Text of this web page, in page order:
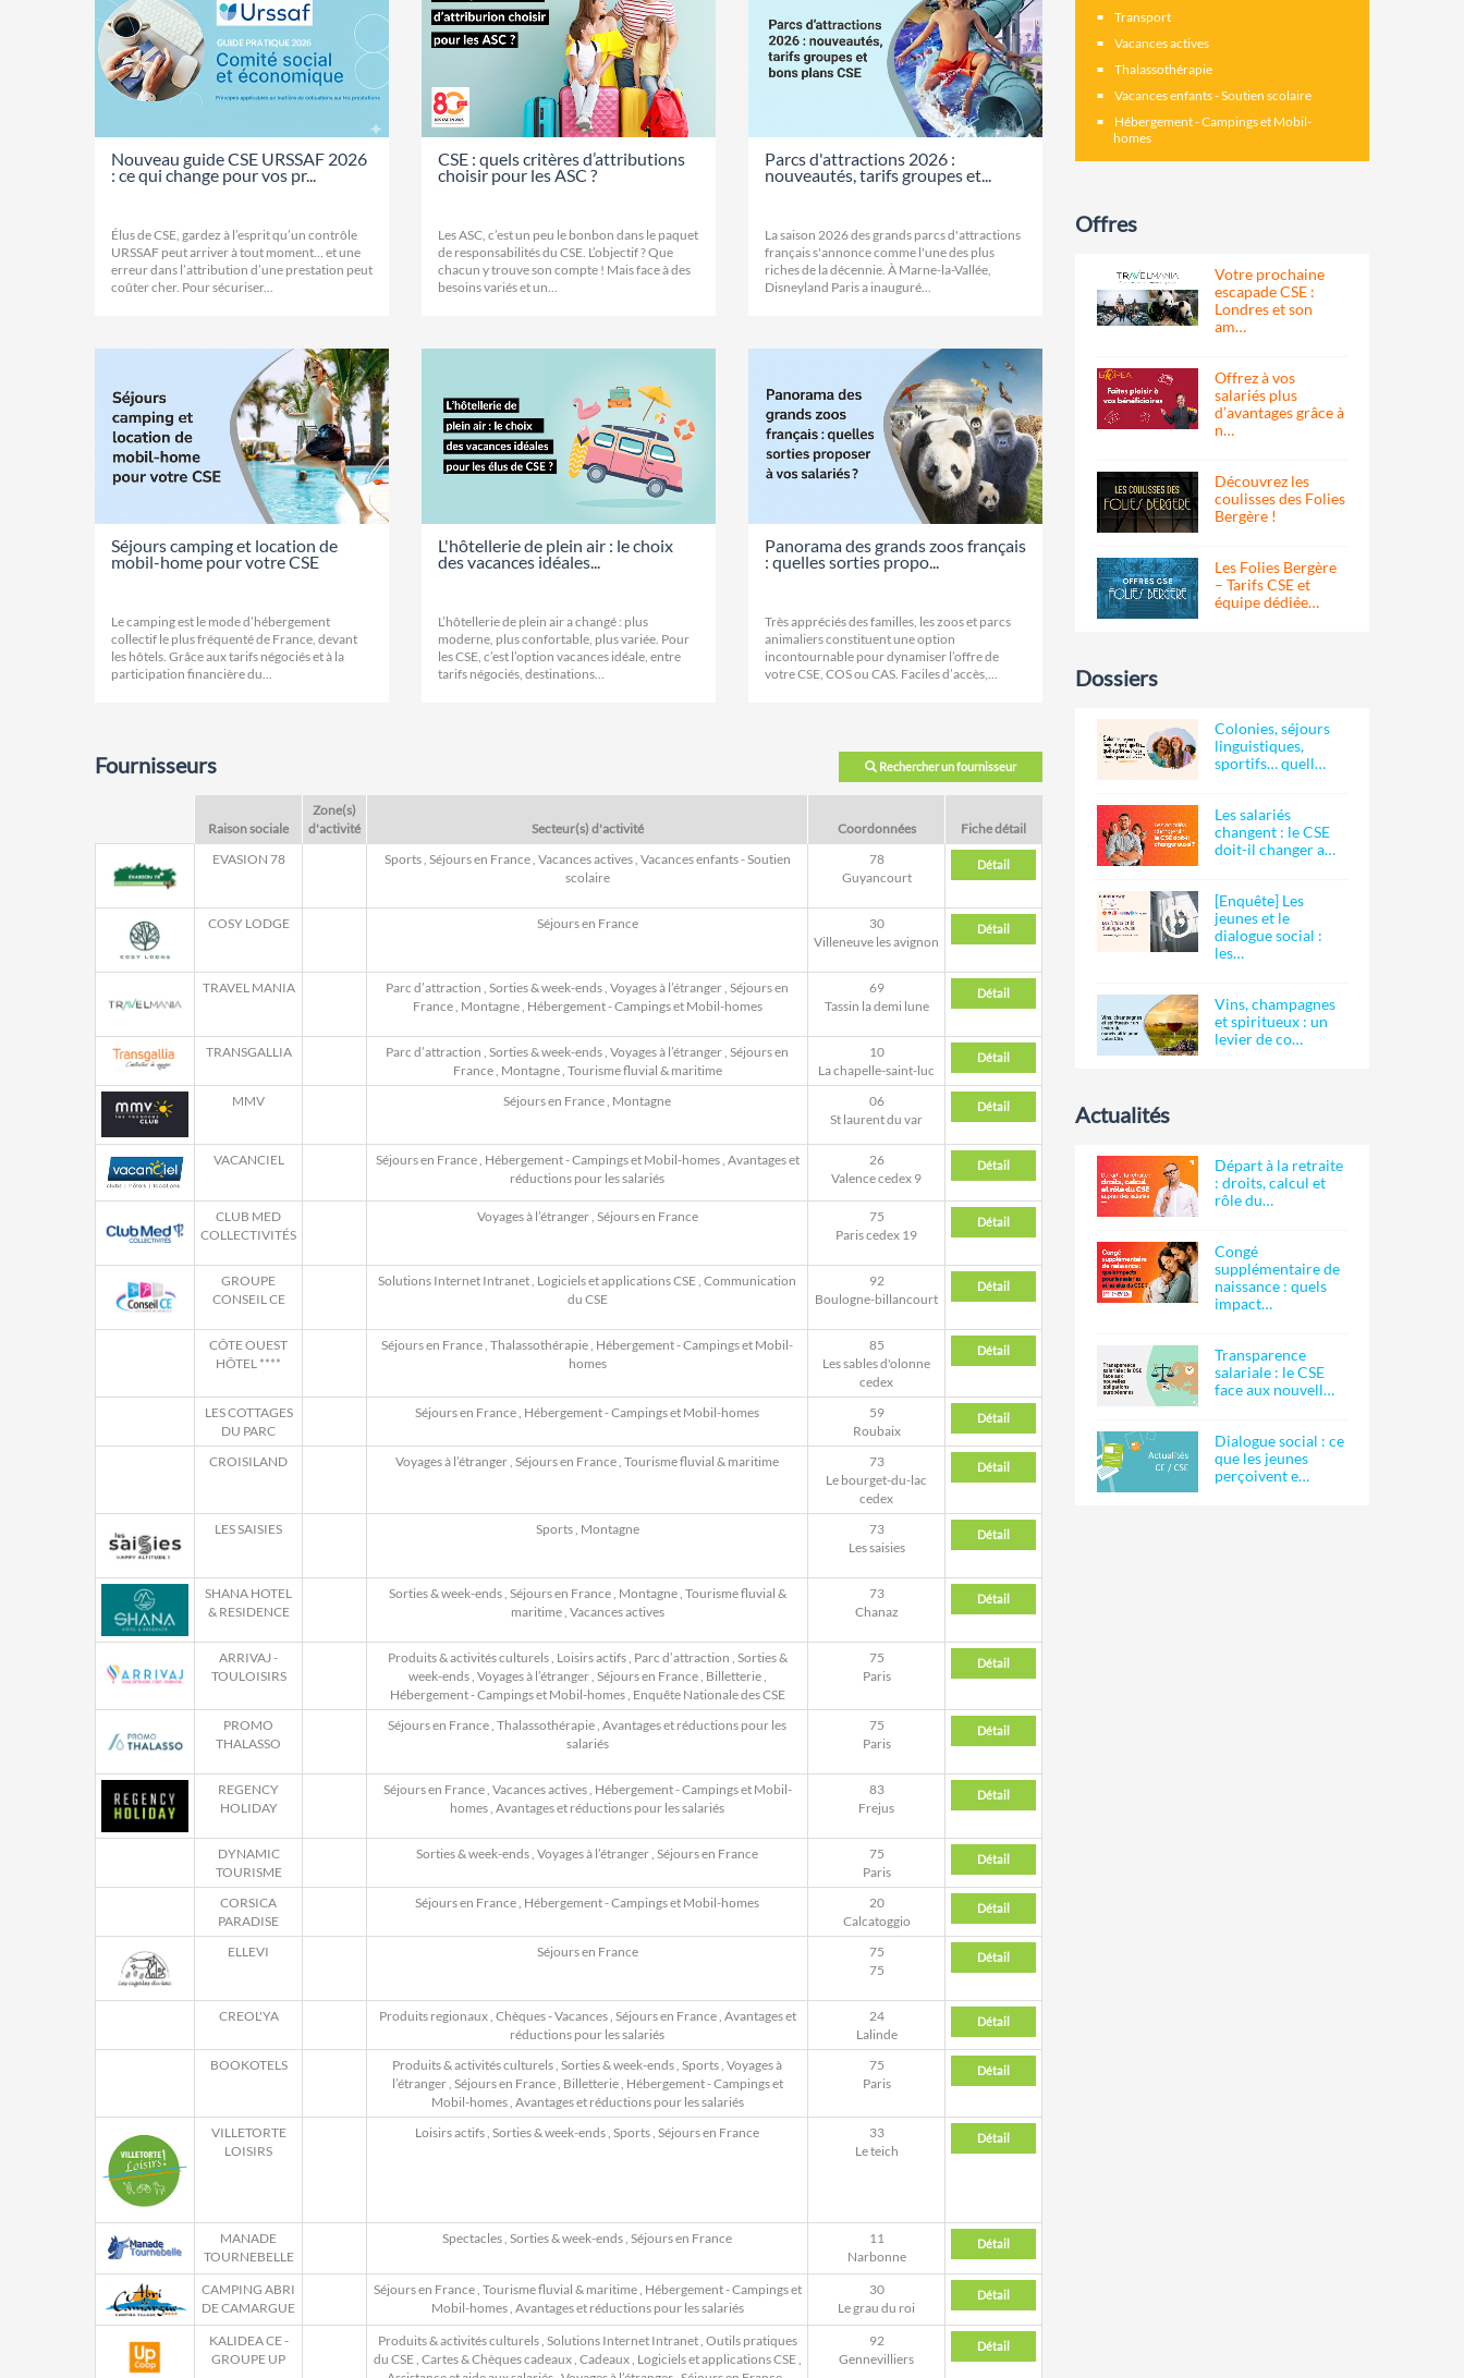
Nouveau guide CSE URSSAF 2026
: ce qui change pour vos pr...
Élus de CSE, gardez à l’esprit qu’un contrôle
URSSAF peut arriver à tout moment… et une
erreur dans l’attribution d’une prestation peut
coûter cher. Pour sécuriser...
CSE : quels critères d’attributions
choisir pour les ASC ?
Les ASC, c’est un peu le bonbon dans le paquet
de responsabilités du CSE. L’objectif ? Que
chacun y trouve son compte ! Mais face à des
besoins variés et un...
Parcs d'attractions 2026 :
nouveautés, tarifs groupes et...
La saison 2026 des grands parcs d'attractions
français s'annonce comme l'une des plus
riches de la décennie. À Marne-la-Vallée,
Disneyland Paris a inauguré...
Séjours camping et location de
mobil-home pour votre CSE
Le camping est le mode d’hébergement
collectif le plus fréquenté de France, devant
les hôtels. Grâce aux tarifs négociés et à la
participation financière du...
L'hôtellerie de plein air : le choix
des vacances idéales...
L’hôtellerie de plein air a changé : plus
moderne, plus confortable, plus variée. Pour
les CSE, c’est l’option vacances idéale, entre
tarifs négociés, destinations...
Panorama des grands zoos français
: quelles sorties propo...
Très appréciés des familles, les zoos et parcs
animaliers constituent une option
incontournable pour dynamiser l’offre de
votre CSE, COS ou CAS. Faciles d’accès,...
Rechercher un fournisseur
Fournisseurs
Raison sociale
Zone(s)
d'activité
Secteur(s) d'activité Coordonnées
Fiche détail
EVASION 78
Sports, Séjours en France, Vacances actives, Vacances enfants - Soutien
scolaire
78
Guyancourt
Détail
COSY LODGE Séjours en France
30
Villeneuve les avignon
Détail
TRAVEL MANIA Parc d’attraction Sorties & week-ends Voyages à l’étranger Séjours en
France, Montagne, Hébergement - Campings et Mobil-homes
69
Tassin la demi lune
Détail
TRANSGALLIA Parc d’attraction Sorties & week-ends Voyages à l’étranger Séjours en
France, Montagne, Tourisme fluvial & maritime
10
La chapelle-saint-luc
Détail
MMV Séjours en France Montagne
06
St laurent du var
Détail
VACANCIEL Séjours en France, Hébergement - Campings et Mobil-homes, Avantages et
réductions pour les salariés
26
Valence cedex 9
Détail
CLUB MED
COLLECTIVITÉS
Voyages à l’étranger, Séjours en France
75
Paris cedex 19
Détail
GROUPE
CONSEIL CE
Solutions Internet Intranet Logiciels et applications CSE Communication
du CSE
92
Boulogne-billancourt
Détail
CÔTE OUEST
HÔTEL ****
Séjours en France Thalassothérapie Hébergement - Campings et Mobil-
homes
85
Les sables d'olonne
cedex
Détail
LES COTTAGES
DU PARC
Séjours en France Hébergement - Campings et Mobil-homes
59
Roubaix
Détail
CROISILAND Voyages à l’étranger Séjours en France Tourisme fluvial & maritime
73
Le bourget-du-lac
cedex
Détail
LES SAISIES Sports, Montagne
73
Les saisies
Détail
SHANA HOTEL
& RESIDENCE
Sorties & week-ends, Séjours en France, Montagne, Tourisme fluvial &
maritime, Vacances actives
73
Chanaz
Détail
ARRIVAJ -
TOULOISIRS
Produits & activités culturels, Loisirs actifs, Parc d’attraction Sorties &
week-ends, Voyages à l’étranger, Séjours en France, Billetterie,
Hébergement - Campings et Mobil-homes, Enquête Nationale des CSE
75
Paris
Détail
PROMO
THALASSO
Séjours en France Thalassothérapie Avantages et réductions pour les
salariés
75
Paris
Détail
REGENCY
HOLIDAY
Séjours en France, Vacances actives, Hébergement - Campings et Mobil-
homes Avantages et réductions pour les salariés
83
Frejus
Détail
DYNAMIC
TOURISME
Sorties & week-ends Voyages à l’étranger Séjours en France
75
Paris
Détail
CORSICA
PARADISE
Séjours en France Hébergement - Campings et Mobil-homes
20
Calcatoggio
Détail
ELLEVI Séjours en France
75
75
Détail
CREOL'YA Produits regionaux, Chèques - Vacances, Séjours en France, Avantages et
réductions pour les salariés
24
Lalinde
Détail
BOOKOTELS Produits & activités culturels Sorties & week-ends Sports Voyages à
l’étranger, Séjours en France, Billetterie, Hébergement - Campings et
Mobil-homes, Avantages et réductions pour les salariés
75
Paris
Détail
VILLETORTE
LOISIRS
Loisirs actifs Sorties & week-ends Sports Séjours en France
33
Le teich
Détail
MANADE
TOURNEBELLE
Spectacles Sorties & week-ends Séjours en France
11
Narbonne
Détail
CAMPING ABRI
DE CAMARGUE
Séjours en France, Tourisme fluvial & maritime, Hébergement - Campings et
Mobil-homes, Avantages et réductions pour les salariés
30
Le grau du roi
Détail
KALIDEA CE -
GROUPE UP
Produits & activités culturels, Solutions Internet Intranet, Outils pratiques
du CSE, Cartes & Chèques cadeaux, Cadeaux, Logiciels et applications CSE,
92
Gennevilliers
Détail
Transport
Vacances actives
Thalassothérapie
Vacances enfants - Soutien scolaire
Hébergement - Campings et Mobil-
homes
Offres
Votre prochaine
escapade CSE :
Londres et son
am…
Offrez à vos
salariés plus
d’avantages grâce à
n…
Découvrez les
coulisses des Folies
Bergère !
Les Folies Bergère
– Tarifs CSE et
équipe dédiée…
Dossiers
Colonies, séjours
linguistiques,
sportifs… quell…
Les salariés
changent : le CSE
doit-il changer a…
[Enquête] Les
jeunes et le
dialogue social :
les…
Vins, champagnes
et spiritueux : un
levier de co…
Actualités
Départ à la retraite
: droits, calcul et
rôle du…
Congé
supplémentaire de
naissance : quels
impact…
Transparence
salariale : le CSE
face aux nouvell…
Dialogue social : ce
que les jeunes
perçoivent e…